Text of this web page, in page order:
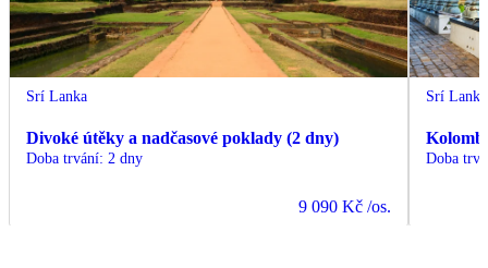
Srí Lanka
Divoké útěky a nadčasové poklady (2 dny)
Doba trvání: 2 dny
9 090 Kč /os.
Srí Lanka
Doba